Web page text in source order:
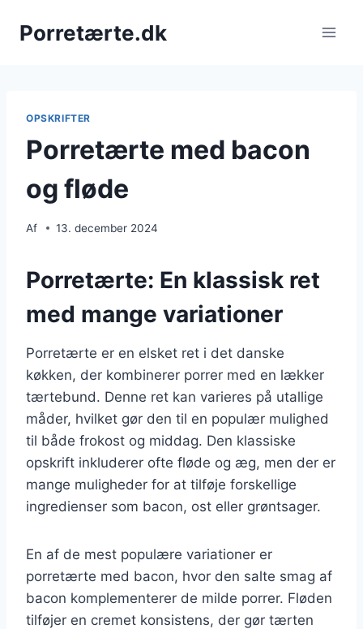
Porretærte.dk
OPSKRIFTER
Porretærte med bacon
og fløde
Af 13. december 2024
Porretærte: En klassisk ret
med mange variationer
Porretærte er en elsket ret i det danske
køkken, der kombinerer porrer med en lækker
tærtebund. Denne ret kan varieres på utallige
måder, hvilket gør den til en populær mulighed
til både frokost og middag. Den klassiske
opskrift inkluderer ofte fløde og æg, men der er
mange muligheder for at tilføje forskellige
ingredienser som bacon, ost eller grøntsager.
En af de mest populære variationer er
porretærte med bacon, hvor den salte smag af
bacon komplementerer de milde porrer. Fløden
tilføjer en cremet konsistens, der gør tærten